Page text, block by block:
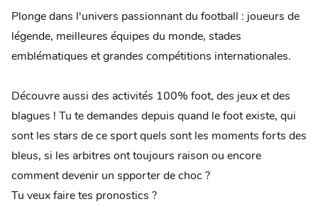
Plonge dans l'univers passionnant du football : joueurs de
légende, meilleures équipes du monde, stades
emblématiques et grandes compétitions internationales.
Découvre aussi des activités 100% foot, des jeux et des
blagues ! Tu te demandes depuis quand le foot existe, qui
sont les stars de ce sport quels sont les moments forts des
bleus, si les arbitres ont toujours raison ou encore
comment devenir un spporter de choc ?
Tu veux faire tes pronostics ?